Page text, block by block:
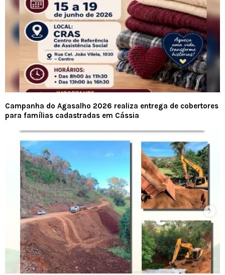
Campanha do Agasalho 2026 realiza entrega de cobertores
para famílias cadastradas em Cássia